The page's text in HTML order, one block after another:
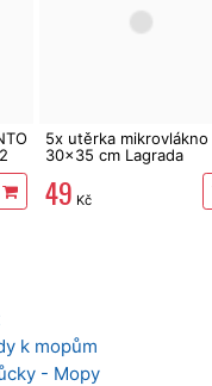
5x utěrka mikrovlákno
30x35 cm Lagrada
49 Kč
k mopům
- Mopy